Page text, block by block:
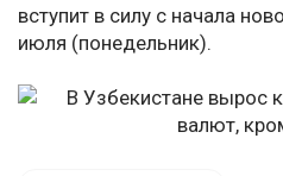
вступит в силу с начала
июля (понедельник).